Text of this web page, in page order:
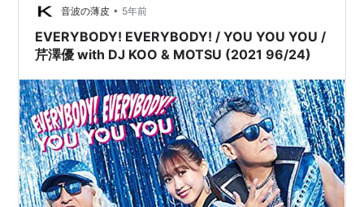
KOO化現象は、おさまるどころか、 もはや常習化してい
るときたもんだ。 まいっちゃうよ、まったく。 テ…
音波の薄皮 • 5年前
EVERYBODY! EVERYBODY! / YOU YOU YOU /
芹澤優 with DJ KOO & MOTSU (2021 96/24)